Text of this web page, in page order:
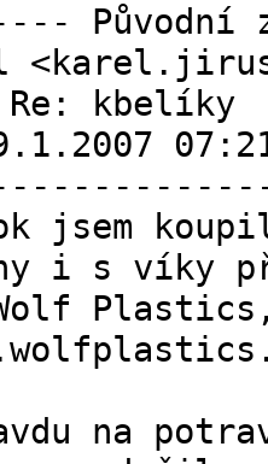
Původní
Re: kbelíky
jsem
i s víky
na